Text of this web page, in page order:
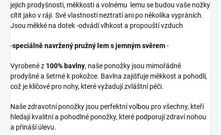
jejich prodyšnosti, měkkosti a volnému lemu se budou vaše nožky
cítit jako v ráji. Své vlastnosti neztratí ani po několika vypráních.
Jsou měkké na dotek -odvádí vlhkost a propouští vzduch
-speciálně navržený pružný lem s jemným svěrem-
Vyrobené z 100% bavlny, naše ponožky jsou mimořádně
prodyšné a šetrné k pokožce. Bavlna zajišťuje měkkost a pohodlí,
což je klíčové pro nohy, které vyžadují zvláštní péči.
Naše zdravotní ponožky jsou perfektní volbou pro všechny, kteří
hledají kvalitní a pohodlné ponožky, které podporují zdraví nohou
a přináší úlevu.